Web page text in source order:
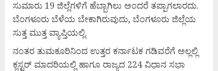
ಸುಮಾರು 19 ಜಿಲ್ಲೆಗಳಿಗೆ ಹೆಬ್ಬಾಗಿಲು ಅಂದರೆ ತಪ್ಪಾಗಲಾರದು.
ಬೆಂಗಳೂರು ಬೆಳೆಯ ಬೇಕಾಗಿರುವುದು, ಬೆಂಗಳೂರು ಜಿಲ್ಲೆಯ
ಸುತ್ತ ಮುತ್ತ ವ್ಯಾಪ್ತಿಯಲ್ಲಿ.
ನಂತರ ತುಮಕೂರಿನಿಂದ ಉತ್ತರ ಕರ್ನಾಟಕ ಗಡಿವರೆಗೆ ಅಲ್ಲಲ್ಲಿ
ಕ್ಲಸ್ಟರ್ ಮಾದರಿಯಲ್ಲಿ ಹಾಗೂ ರಾಜ್ಯದ 224 ವಿಧಾನ ಸಭಾ